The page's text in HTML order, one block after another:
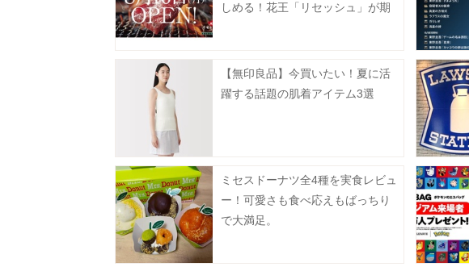
しめる！花王「リセッシュ」が期
【無印良品】今買いたい！夏に活
躍する話題の肌着アイテム3選
ミセスドーナツ全4種を実食レビュ
ー！可愛さも食べ応えもばっちり
で大満足。